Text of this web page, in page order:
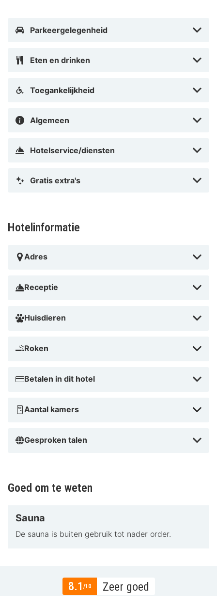
Parkeergelegenheid
Eten en drinken
Toegankelijkheid
Algemeen
Hotelservice/diensten
Gratis extra's
Hotelinformatie
Adres
Receptie
Huisdieren
Roken
Betalen in dit hotel
Aantal kamers
Gesproken talen
Goed om te weten
Sauna
De sauna is buiten gebruik tot nader order.
8.1 /10 Zeer goed